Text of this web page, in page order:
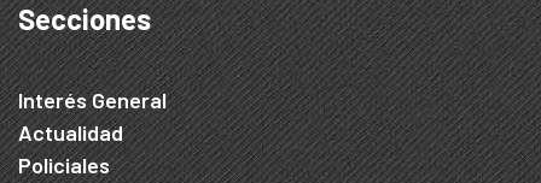
Secciones
Interés General
Actualidad
Policiales